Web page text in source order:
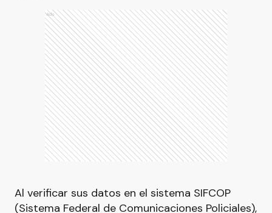
Ads
Al verificar sus datos en el sistema SIFCOP
(Sistema Federal de Comunicaciones Policiales),